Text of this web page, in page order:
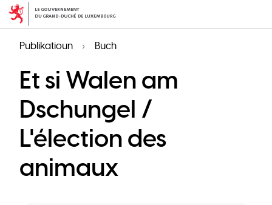
Skip
contentPublikatioun Buch
Et si Walen am
Dschungel /
L'élection des
animaux